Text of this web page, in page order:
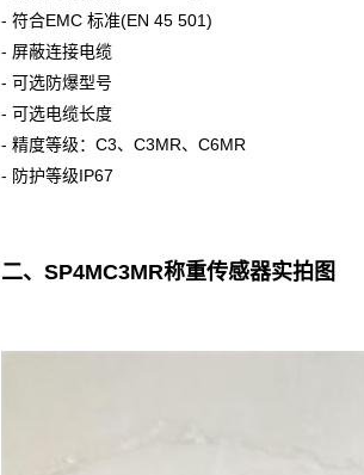
- 符合EMC 标准(EN 45 501)
- 屏蔽连接电缆
- 可选防爆型号
- 可选电缆长度
- 精度等级：C3、C3MR、C6MR
- 防护等级IP67
二、SP4MC3MR称重传感器实拍图